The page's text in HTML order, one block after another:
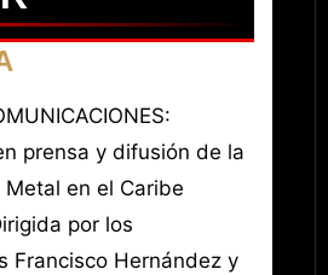
prensa y difusión de la
Metal en el Caribe
por los
Francisco Hernández y